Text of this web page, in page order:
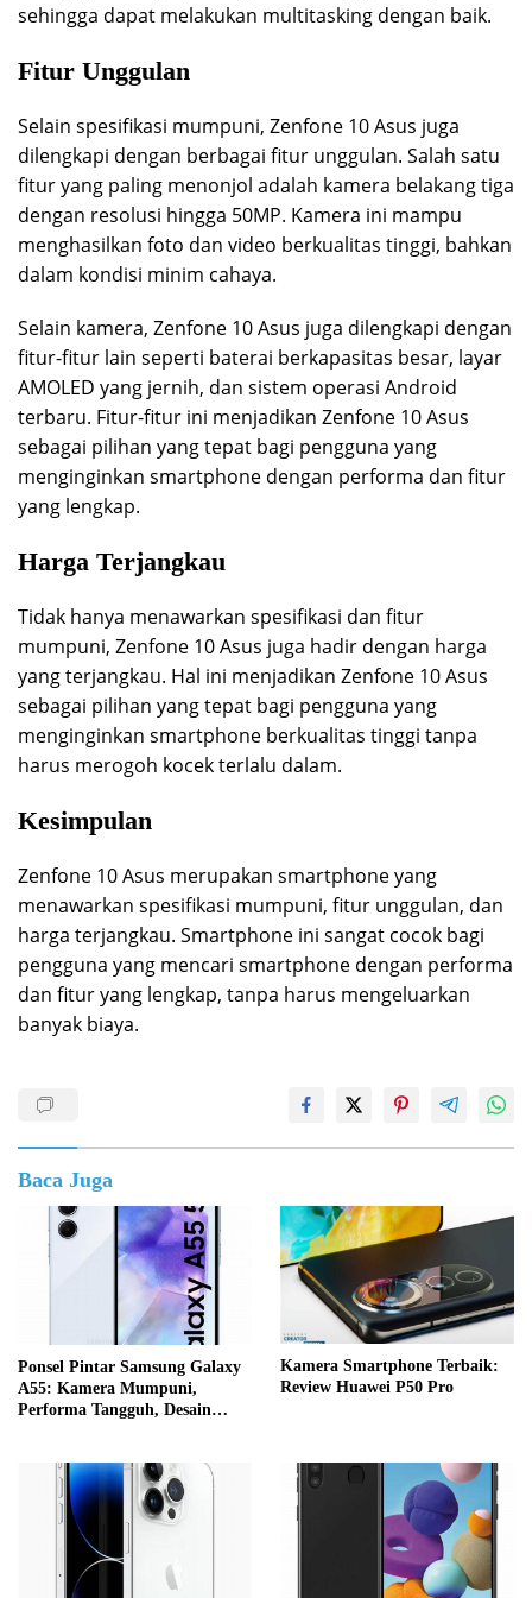
sehingga dapat melakukan multitasking dengan baik.
Fitur Unggulan
Selain spesifikasi mumpuni, Zenfone 10 Asus juga
dilengkapi dengan berbagai fitur unggulan. Salah satu
fitur yang paling menonjol adalah kamera belakang tiga
dengan resolusi hingga 50MP. Kamera ini mampu
menghasilkan foto dan video berkualitas tinggi, bahkan
dalam kondisi minim cahaya.
Selain kamera, Zenfone 10 Asus juga dilengkapi dengan
fitur-fitur lain seperti baterai berkapasitas besar, layar
AMOLED yang jernih, dan sistem operasi Android
terbaru. Fitur-fitur ini menjadikan Zenfone 10 Asus
sebagai pilihan yang tepat bagi pengguna yang
menginginkan smartphone dengan performa dan fitur
yang lengkap.
Harga Terjangkau
Tidak hanya menawarkan spesifikasi dan fitur
mumpuni, Zenfone 10 Asus juga hadir dengan harga
yang terjangkau. Hal ini menjadikan Zenfone 10 Asus
sebagai pilihan yang tepat bagi pengguna yang
menginginkan smartphone berkualitas tinggi tanpa
harus merogoh kocek terlalu dalam.
Kesimpulan
Zenfone 10 Asus merupakan smartphone yang
menawarkan spesifikasi mumpuni, fitur unggulan, dan
harga terjangkau. Smartphone ini sangat cocok bagi
pengguna yang mencari smartphone dengan performa
dan fitur yang lengkap, tanpa harus mengeluarkan
banyak biaya.
Baca Juga
Ponsel Pintar Samsung Galaxy
A55: Kamera Mumpuni,
Performa Tangguh, Desain
Kamera Smartphone Terbaik:
Review Huawei P50 Pro